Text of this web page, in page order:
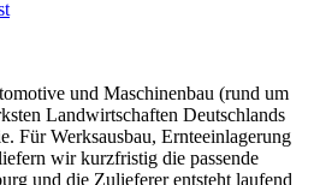
und Maschinenbau (rund um
Landwirtschaften Deutschlands
Für Werksausbau, Ernteeinlagerung
wir kurzfristig die passende
und die Zulieferer entsteht laufend